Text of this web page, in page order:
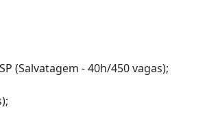
(Salvatagem - 40h/450 vagas);